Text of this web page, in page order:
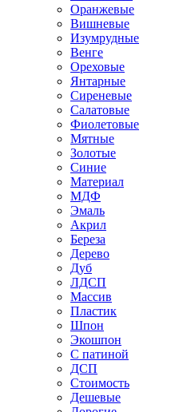
Оранжевые
Вишневые
Изумрудные
Венге
Ореховые
Янтарные
Сиреневые
Салатовые
Фиолетовые
Мятные
Золотые
Синие
Материал
МДФ
Эмаль
Акрил
Береза
Дерево
Дуб
ЛДСП
Массив
Пластик
Шпон
Экошпон
С патиной
ДСП
Стоимость
Дешевые